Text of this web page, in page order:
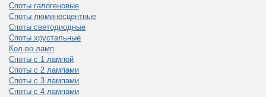
Споты галогеновые
Споты люминесцентные
Споты светодиодные
Споты хрустальные
Кол-во ламп
Споты с 1 лампой
Споты с 2 лампами
Споты с 3 лампами
Споты с 4 лампами